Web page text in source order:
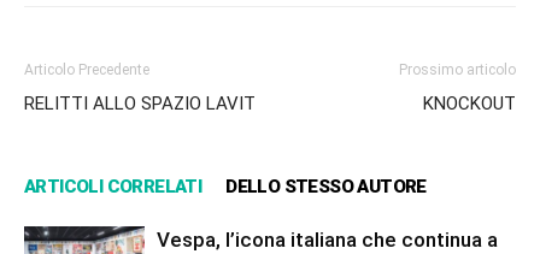
Articolo Precedente
RELITTI ALLO SPAZIO LAVIT
Prossimo articolo
KNOCKOUT
ARTICOLI CORRELATI DELLO STESSO AUTORE
Vespa, l’icona italiana che continua a